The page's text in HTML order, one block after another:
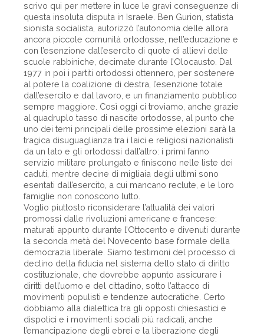
scrivo qui per mettere in luce le gravi conseguenze di
questa insoluta disputa in Israele. Ben Gurion, statista
sionista socialista, autorizzò l’autonomia delle allora
ancora piccole comunità ortodosse, nell’educazione e
con l’esenzione dall’esercito di quote di allievi delle
scuole rabbiniche, decimate durante l’Olocausto. Dal
1977 in poi i partiti ortodossi ottennero, per sostenere
al potere la coalizione di destra, l’esenzione totale
dall’esercito e dal lavoro, e un finanziamento pubblico
sempre maggiore. Così oggi ci troviamo, anche grazie
al quadruplo tasso di nascite ortodosse, al punto che
uno dei temi principali delle prossime elezioni sarà la
tragica disuguaglianza tra i laici e religiosi nazionalisti
da un lato e gli ortodossi dall’altro: i primi fanno
servizio militare prolungato e finiscono nelle liste dei
caduti, mentre decine di migliaia degli ultimi sono
esentati dall’esercito, a cui mancano reclute, e le loro
famiglie non conoscono lutto.
Voglio piuttosto riconsiderare l’attualità dei valori
promossi dalle rivoluzioni americane e francese:
maturati appunto durante l’Ottocento e divenuti durante
la seconda metà del Novecento base formale della
democrazia liberale. Siamo testimoni del processo di
declino della fiducia nel sistema dello stato di diritto
costituzionale, che dovrebbe appunto assicurare i
diritti dell’uomo e del cittadino, sotto l’attacco di
movimenti populisti e tendenze autocratiche. Certo
dobbiamo alla dialettica tra gli opposti chiesastici e
dispotici e i movimenti sociali più radicali, anche
l’emancipazione degli ebrei e la liberazione degli